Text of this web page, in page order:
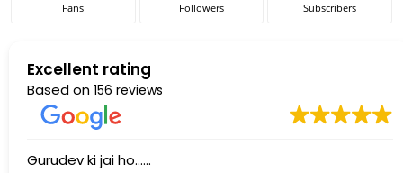
Fans Followers Subscribers
Excellent rating
Based on 156 reviews
Gurudev ki jai ho......